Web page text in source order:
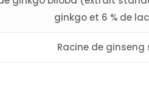
ginkgo et 6 % de
Racine de